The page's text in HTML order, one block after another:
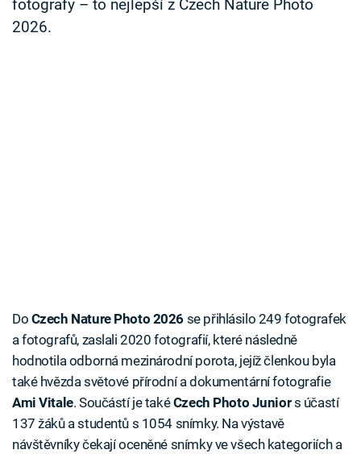
fotografy – to nejlepší z Czech Nature Photo
2026.
Do Czech Nature Photo 2026 se přihlásilo 249 fotografek
a fotografů, zaslali 2020 fotografií, které následně
hodnotila odborná mezinárodní porota, jejíž členkou byla
také hvězda světové přírodní a dokumentární fotografie
Ami Vitale. Součástí je takéCzech Photo Juniors účastí
137 žáků a studentů s 1054 snímky. Na výstavě
návštěvníky čekají oceněné snímky ve všech kategoriích a